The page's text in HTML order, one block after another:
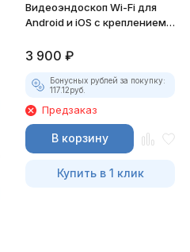
Видеоэндоскоп Wi-Fi для
Android и iOS с креплением
3 900 ₽
Бонусных рублей за покупку:
117.12руб.
Предзаказ
В корзину
Купить в 1 клик